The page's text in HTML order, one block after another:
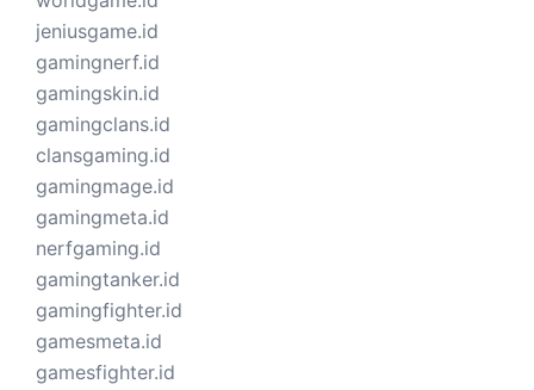
jeniusgame.id
gamingnerf.id
gamingskin.id
gamingclans.id
clansgaming.id
gamingmage.id
gamingmeta.id
nerfgaming.id
gamingtanker.id
gamingfighter.id
gamesmeta.id
gamesfighter.id